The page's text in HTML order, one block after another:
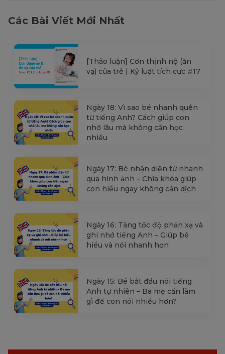
Các Bài Viết Mới Nhất
[Thảo luận] Cơn thịnh nộ (ăn
vạ) của trẻ | Kỷ luật tích cực #17
Ngày 18: Vì sao bé nhanh quên
từ tiếng Anh? Cách giúp con
nhớ lâu mà không cần học
nhiều
Ngày 17: Bé nhận diện từ nhanh
qua hình ảnh – Chìa khóa giúp
con hiểu ngay không cần dịch
Ngày 16: Tăng tốc độ phản xạ và
ghi nhớ tiếng Anh – Giúp bé
hiểu và nói nhanh hơn
Ngày 15: Bé bắt đầu nói tiếng
Anh tự nhiên – Ba mẹ cần làm
gì để con nói nhiều hơn?